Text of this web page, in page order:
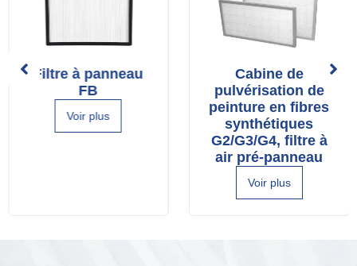
Filtre à panneau
FB
Voir plus
Cabine de
pulvérisation de
peinture en fibres
synthétiques
G2/G3/G4, filtre à
air pré-panneau
Voir plus